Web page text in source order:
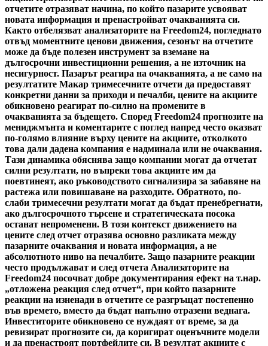
отчетите отразяват начина, по който пазарите усвояват
новата информация и пренастройват очакванията си.
Както отбелязват анализаторите на Freedom24, погледнато
отвъд моментните ценови движения, сезонът на отчетите
може да бъде полезен инструмент за вземане на
дългосрочни инвестиционни решения, а не източник на
несигурност. Пазарът реагира на очакванията, а не само на
резултатите Макар тримесечните отчети да предоставят
конкретни данни за приходи и печалби, цените на акциите
обикновено реагират по-силно на промените в
очакванията за бъдещето. Според Freedom24 прогнозите на
мениджмънта и коментарите с поглед напред често оказват
по-голямо влияние върху цените на акциите, отколкото
това дали дадена компания е надминала или не очаквания.
Тази динамика обяснява защо компании могат да отчетат
силни резултати, но въпреки това акциите им да
поевтинеят, ако ръководството сигнализира за забавяне на
растежа или повишаване на разходите. Обратното, по-
слаби тримесечни резултати могат да бъдат пренебрегнати,
ако дългосрочното търсене и стратегическата посока
останат непроменени. В този контекст движението на
цените след отчет отразява основно разликата между
пазарните очаквания и новата информация, а не
абсолютното ниво на печалбите. Защо пазарните реакции
често продължават и след отчета Анализаторите на
Freedom24 посочват добре документирания ефект на т.нар.
„отложена реакция след отчет“, при който пазарните
реакции на изненади в отчетите се разгръщат постепенно
във времето, вместо да бъдат напълно отразени веднага.
Инвеститорите обикновено се нуждаят от време, за да
ревизират прогнозите си, да коригират оценъчните модели
и да пренастроят портфейлите си. В резултат акциите с